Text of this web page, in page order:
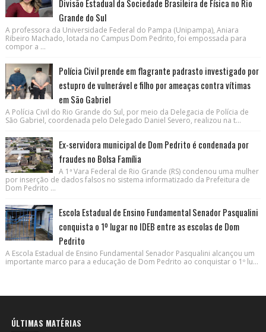
Divisão Estadual da Sociedade Brasileira de Física no Rio
Grande do Sul
A professora da Universidade Federal do Pampa (Unipampa), Aniara
Ribeiro Machado, lotada no Campus Dom Pedrito, foi empossada para
compor a ...
Polícia Civil prende em flagrante padrasto investigado por
estupro de vulnerável e filho por ameaças contra vítimas
em São Gabriel
A Polícia Civil do Rio Grande do Sul, por meio da Delegacia de Polícia de
São Gabriel, coordenada pelo Delegado Daniel Severo, realizou na t...
Ex-servidora municipal de Dom Pedrito é condenada por
fraudes no Bolsa Família
A 1ª Vara Federal de Rio Grande (RS) condenou uma mulher
por inserção de dados falsos no sistema informatizado da Prefeitura de
Dom Pedrito ...
Escola Estadual de Ensino Fundamental Senador Pasqualini
conquista o 1º lugar no IDEB entre as escolas de Dom
Pedrito
A Escola Estadual de Ensino Fundamental Senador Pasqualini alcançou um
importante marco para a educação de Dom Pedrito ao conquistar o 1º lu...
ÚLTIMAS MATÉRIAS